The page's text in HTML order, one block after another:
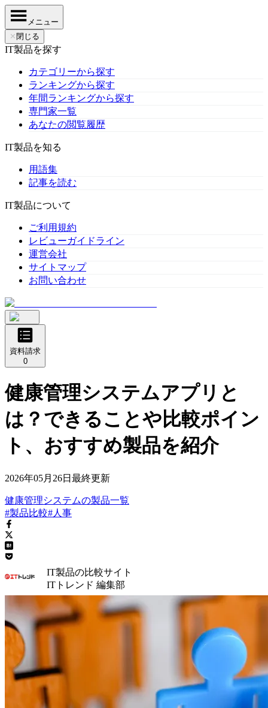
メニュー
✕ 閉じる
IT製品を探す
カテゴリーから探す
ランキングから探す
年間ランキングから探す
専門家一覧
あなたの閲覧履歴
IT製品を知る
用語集
記事を読む
IT製品について
ご利用規約
レビューガイドライン
運営会社
サイトマップ
お問い合わせ
資料請求
0
健康管理システムアプリと
は？できることや比較ポイン
ト、おすすめ製品を紹介
2026年05月26日 最終更新
健康管理システムの製品一覧
#製品比較#人事
IT製品の比較サイト
ITトレンド 編集部